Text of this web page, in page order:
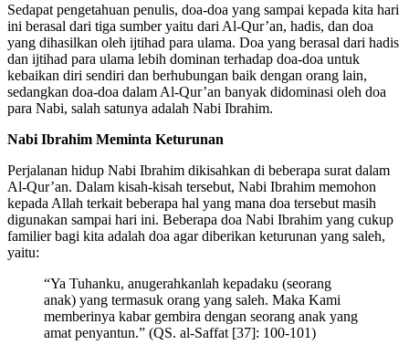
Sedapat pengetahuan penulis, doa-doa yang sampai kepada kita hari
ini berasal dari tiga sumber yaitu dari Al-Qur’an, hadis, dan doa
yang dihasilkan oleh ijtihad para ulama. Doa yang berasal dari hadis
dan ijtihad para ulama lebih dominan terhadap doa-doa untuk
kebaikan diri sendiri dan berhubungan baik dengan orang lain,
sedangkan doa-doa dalam Al-Qur’an banyak didominasi oleh doa
para Nabi, salah satunya adalah Nabi Ibrahim.
Nabi Ibrahim Meminta Keturunan
Perjalanan hidup Nabi Ibrahim dikisahkan di beberapa surat dalam
Al-Qur’an. Dalam kisah-kisah tersebut, Nabi Ibrahim memohon
kepada Allah terkait beberapa hal yang mana doa tersebut masih
digunakan sampai hari ini. Beberapa doa Nabi Ibrahim yang cukup
familier bagi kita adalah doa agar diberikan keturunan yang saleh,
yaitu:
“Ya Tuhanku, anugerahkanlah kepadaku (seorang
anak) yang termasuk orang yang saleh. Maka Kami
memberinya kabar gembira dengan seorang anak yang
amat penyantun.” (QS. al-Saffat [37]: 100-101)